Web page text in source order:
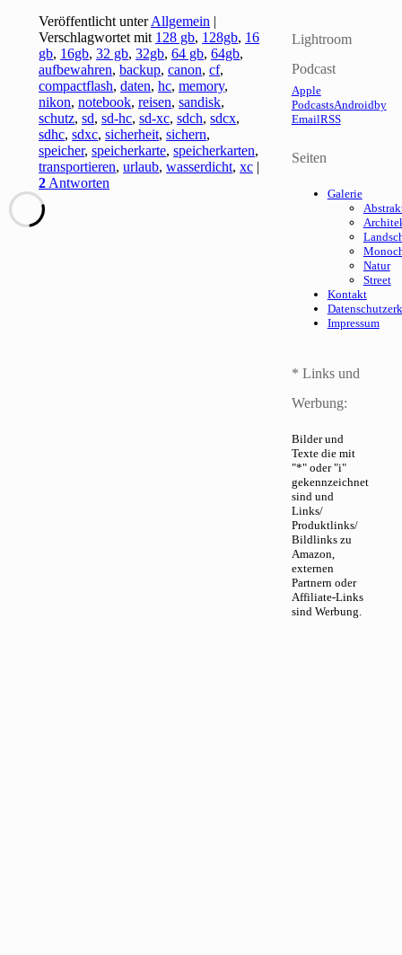
Veröffentlicht unterAllgemein |
Verschlagwortet mit 128 gb, 128gb, 16
gb, 16gb,32 gb,32gb,64 gb,64gb,
aufbewahren,backup,canon,cf,
compactflash,daten,hc,memory,
nikon,notebook,reisen,sandisk,
schutz,sd,sd-hc,sd-xc,sdch,sdcx,
sdhc,sdxc,sicherheit,sichern,
speicher,speicherkarte,speicherkarten,
transportieren,urlaub,wasserdicht,xc |
2Antworten
Lightroom
Podcast
Apple
PodcastsAndroidby
EmailRSS
Seiten
Galerie
Natur
Street
Kontakt
Impressum
* Links und
Werbung:
Bilder und
Texte die mit
"*" oder "i"
gekennzeichnet
sind und
Links/
Produktlinks/
Bildlinks zu
Amazon,
externen
Partnern oder
Affiliate-Links
sind Werbung.